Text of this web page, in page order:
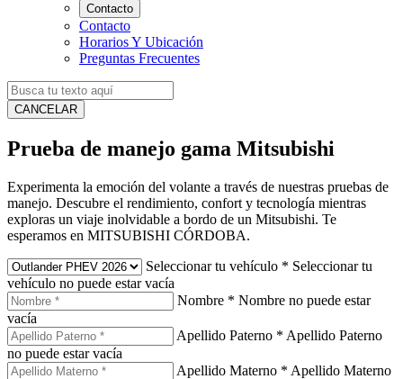
Contacto
Contacto
Horarios Y Ubicación
Preguntas Frecuentes
CANCELAR
Prueba de manejo gama Mitsubishi
Experimenta la emoción del volante a través de nuestras pruebas de
manejo. Descubre el rendimiento, confort y tecnología mientras
exploras un viaje inolvidable a bordo de un Mitsubishi. Te
esperamos en MITSUBISHI CÓRDOBA.
Seleccionar tu vehículo * Seleccionar tu
vehículo no puede estar vacía
Nombre * Nombre no puede estar
vacía
Apellido Paterno * Apellido Paterno
no puede estar vacía
Apellido Materno * Apellido Materno